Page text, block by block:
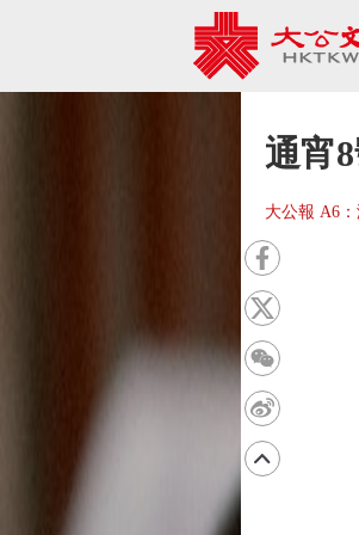
通宵
大公報 A6